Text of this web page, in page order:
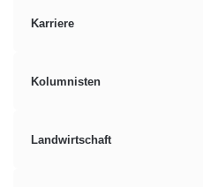
Karriere
Kolumnisten
Landwirtschaft